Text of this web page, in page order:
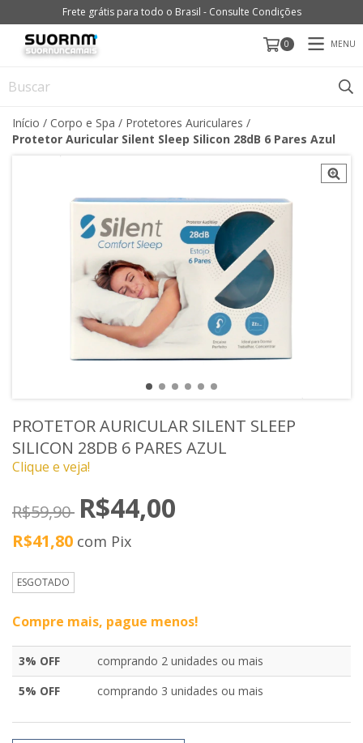
Frete grátis para todo o Brasil - Consulte Condições
0 MENU
Início / Corpo e Spa / Protetores Auriculares /
Protetor Auricular Silent Sleep Silicon 28dB 6 Pares Azul
PROTETOR AURICULAR SILENT SLEEP
SILICON 28DB 6 PARES AZUL
Clique e veja!
R$59,90 R$44,00
R$41,80 com Pix
ESGOTADO
Compre mais, pague menos!
3% OFF
comprando 2 unidades ou mais
5% OFF
comprando 3 unidades ou mais